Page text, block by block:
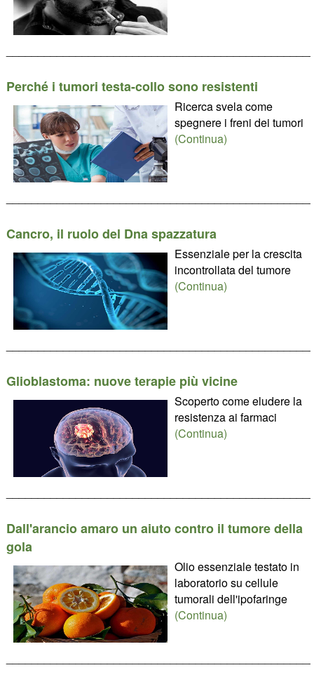
Perché i tumori testa-collo sono resistenti
Ricerca svela come
spegnere i freni dei tumori
(Continua)
Cancro, il ruolo del Dna spazzatura
Essenziale per la crescita
incontrollata del tumore
(Continua)
Glioblastoma: nuove terapie più vicine
Scoperto come eludere la
resistenza ai farmaci
(Continua)
Dall'arancio amaro un aiuto contro il tumore della
gola
Olio essenziale testato in
laboratorio su cellule
tumorali dell'ipofaringe
(Continua)